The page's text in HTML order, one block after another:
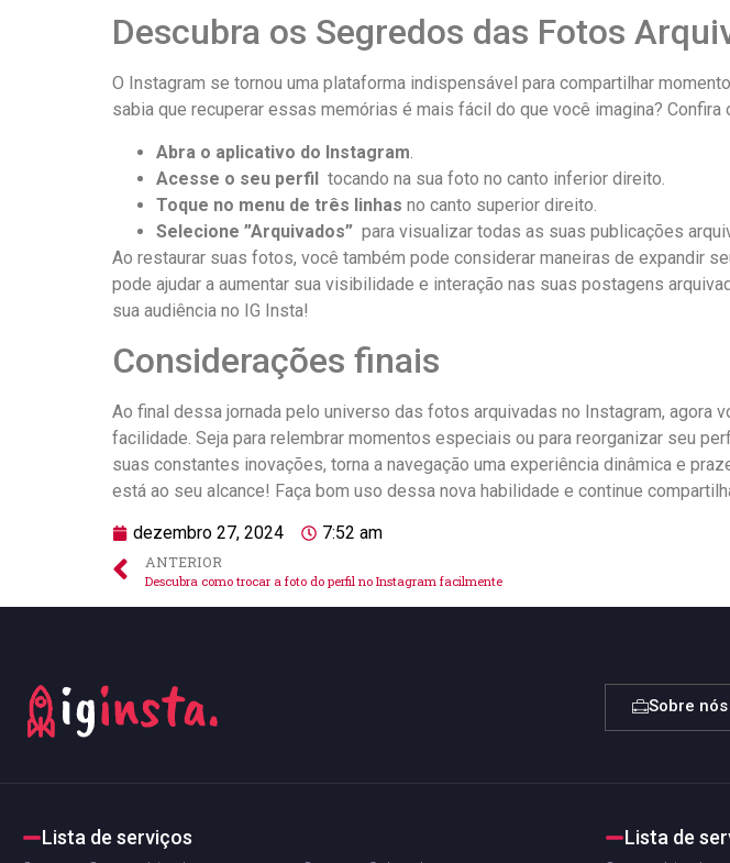
Descubra⁤ os Segredos das ⁢Fotos‌
O Instagram se tornou⁣ uma plataforma‍ indispensável‌ para compartilhar⁤
sabia ⁢que recuperar⁣ essas‍ memórias é mais fácil‍ do ⁣que você imagina?
Abra o⁤ aplicativo⁤ do Instagram
Acesse o seu perfil ⁣ tocando ‍na sua foto no canto inferior direito.
Toque no menu de três linhas no canto superior direito.
Selecione ⁣”Arquivados”
para visualizar todas as suas⁤ publicações
Ao restaurar suas fotos, você ​também pode considerar maneiras⁣ de ⁢expandir
pode​ ajudar a aumentar sua visibilidade e⁤ interação nas⁤ suas postagens​
sua ‍audiência‌ no IG Insta!
Considerações finais
Ao final dessa jornada ‌pelo universo das fotos ​arquivadas no ‌Instagram,
facilidade.‍ Seja para relembrar momentos especiais ou para reorganizar‌ seu
‌suas ⁤constantes inovações, torna ⁤a navegação uma ⁢experiência dinâmica e
está ao seu alcance! Faça⁣ bom uso dessa ‍nova⁢ habilidade ‍e⁢ continue
dezembro 27, 2024 7:52 am
ANTERIOR
Descubra como trocar a foto do perfil no Instagram facilmente
Sobre nós
Lista de serviços Lista de